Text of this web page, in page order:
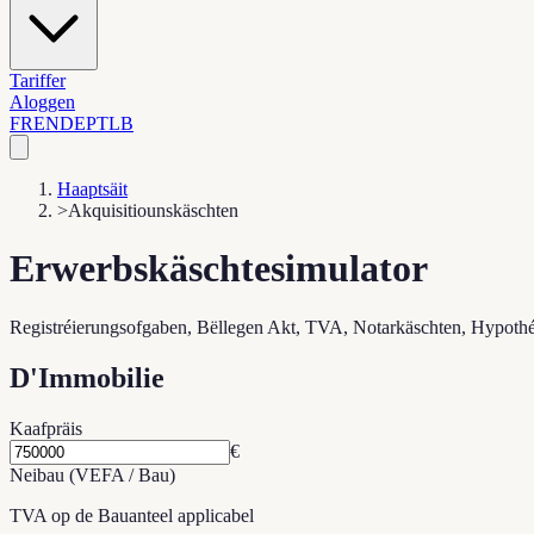
Tariffer
Aloggen
FRENDEPTLB
Haaptsäit
>Akquisitiounskäschten
Erwerbskäschtesimulator
Registréierungsofgaben, Bëllegen Akt, TVA, Notarkäschten,
D'Immobilie
Kaafpräis
€
Neibau (VEFA / Bau)
TVA op de Bauanteel applicabel